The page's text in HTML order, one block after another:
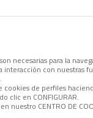
necesarias para la
interacción con
de perfiles
clic en CONFIGURAR.
nuestro CENTRO DE